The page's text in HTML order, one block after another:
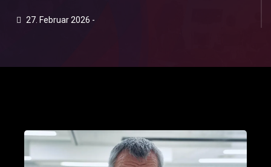
27. Februar 2026 -